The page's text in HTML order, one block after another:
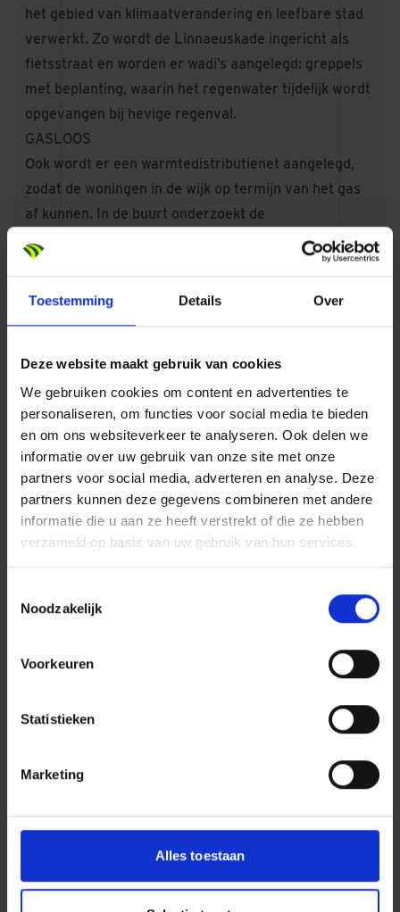
Toestemming Details Over
Deze website maakt gebruik van cookies
We gebruiken cookies om content en advertenties te
personaliseren, om functies voor social media te bieden
en om ons websiteverkeer te analyseren. Ook delen we
informatie over uw gebruik van onze site met onze
partners voor social media, adverteren en analyse. Deze
partners kunnen deze gegevens combineren met andere
informatie die u aan ze heeft verstrekt of die ze hebben
verzameld op basis van uw gebruik van hun services.
Noodzakelijk
Voorkeuren
Statistieken
Marketing
Alles toestaan
het gebied van klimaatverandering en leefbare stad
verwerkt. Zo wordt de Linnaeuskade ingericht als
fietsstraat en worden er wadi’s aangelegd: greppels
met beplanting, waarin het regenwater tijdelijk wordt
opgevangen bij hevige regenval.
GASLOOS
Ook wordt er een warmtedistributienet aangelegd,
zodat de woningen in de wijk op termijn van het gas
af kunnen. In de buurt onderzoekt de
bewonerscoöperatie MeerEnergie of zij het
warmtenet kunnen gaan exploiteren.
Het vervangen van de kabels en leidingen en
op de aanwezige bomen in de buurt. Voor iedere
boom die gekapt wordt, komt een nieuwe boom
terug.
Dura Vermeer Infra